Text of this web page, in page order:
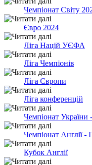
Чемпіонат Світу
Євро 2024
Ліга Націй УЄФА
Ліга Чемпіонів
Ліга Європи
Ліга конференцій
Чемпіонат України
Чемпіонат Англії -
Кубок Англії